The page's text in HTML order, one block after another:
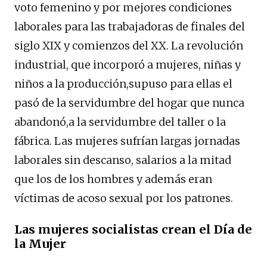
voto femenino y por mejores condiciones
laborales para las trabajadoras de finales del
siglo XIX y comienzos del XX. La revolución
industrial, que incorporó a mujeres, niñas y
niños a la producción,supuso para ellas el
pasó de la servidumbre del hogar que nunca
abandonó,a la servidumbre del taller o la
fábrica. Las mujeres sufrían largas jornadas
laborales sin descanso, salarios a la mitad
que los de los hombres y además eran
víctimas de acoso sexual por los patrones.
Las mujeres socialistas crean el Día de
la Mujer